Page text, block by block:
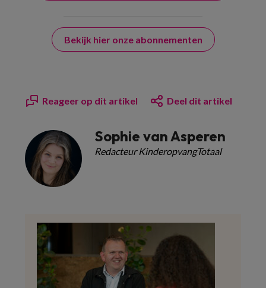
Bekijk hier onze abonnementen
Reageer op dit artikel Deel dit artikel
Sophie van Asperen
Redacteur KinderopvangTotaal